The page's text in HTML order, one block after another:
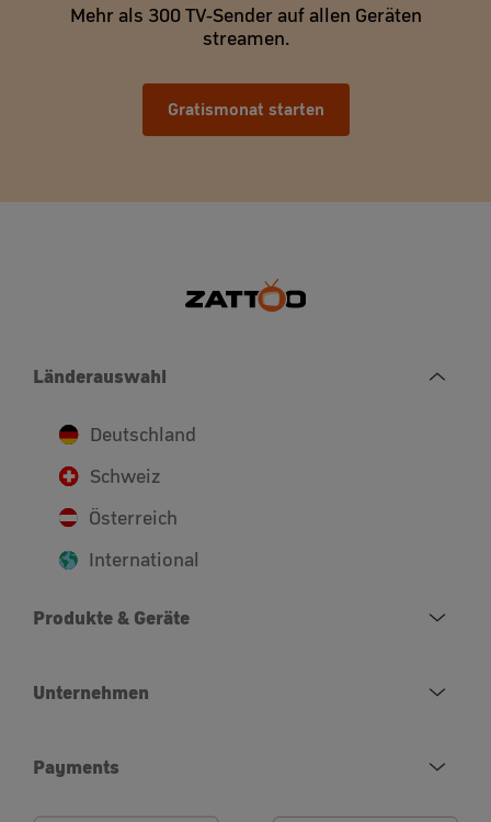
Mehr als 300 TV-Sender auf allen Geräten
streamen.
Gratismonat starten
Länderauswahl
Deutschland
Schweiz
Österreich
International
Produkte & Geräte
Unternehmen
Payments